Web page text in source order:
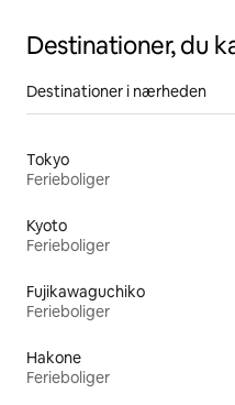
Destinationer, du
Destinationer i nærheden
Tokyo
Ferieboliger
Kyoto
Ferieboliger
Fujikawaguchiko
Ferieboliger
Hakone
Ferieboliger